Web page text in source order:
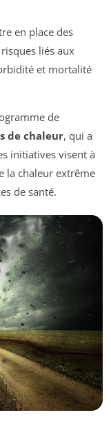
en place des
liés aux
et mortalité
de
de chaleur, qui a
initiatives visent à
la chaleur extrême
de santé.